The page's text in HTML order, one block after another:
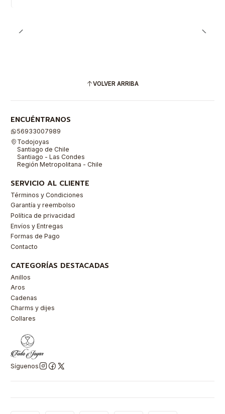
VOLVER ARRIBA
ENCUÉNTRANOS
56933007989
Todojoyas
Santiago de Chile
Santiago - Las Condes
Región Metropolitana - Chile
SERVICIO AL CLIENTE
Términos y Condiciones
Garantía y reembolso
Política de privacidad
Envíos y Entregas
Formas de Pago
Contacto
CATEGORÍAS DESTACADAS
Anillos
Aros
Cadenas
Charms y dijes
Collares
Síguenos